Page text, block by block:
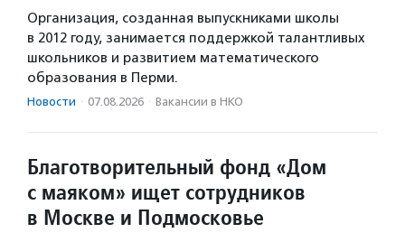
Организация, созданная выпускниками школы
в 2012 году, занимается поддержкой талантливых
школьников и развитием математического
образования в Перми.
Новости · 07.08.2026 · Вакансии в НКО
Благотворительный фонд «Дом
с маяком» ищет сотрудников
в Москве и Подмосковье